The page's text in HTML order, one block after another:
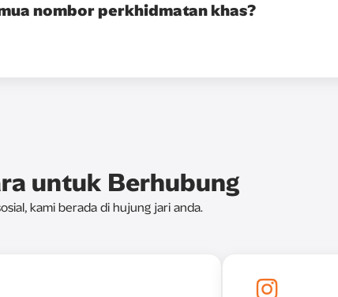
nombor perkhidmatan khas?
untuk Berhubung
kami berada di hujung jari anda.